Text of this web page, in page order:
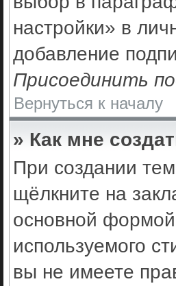
настройки» в
добавление
Присоединить
Вернуться к началу
» Как мне
При создании
щёлкните на
основной
используемого
вы не имеете